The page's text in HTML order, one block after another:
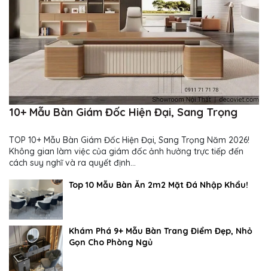
10+ Mẫu Bàn Giám Đốc Hiện Đại, Sang Trọng
TOP 10+ Mẫu Bàn Giám Đốc Hiện Đại, Sang Trọng Năm 2026!
Không gian làm việc của giám đốc ảnh hưởng trực tiếp đến
cách suy nghĩ và ra quyết định...
Top 10 Mẫu Bàn Ăn 2m2 Mặt Đá Nhập Khẩu!
Khám Phá 9+ Mẫu Bàn Trang Điểm Đẹp, Nhỏ
Gọn Cho Phòng Ngủ